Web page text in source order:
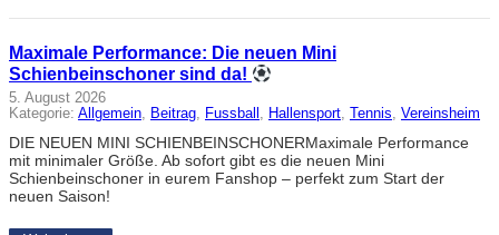
Maximale Performance: Die neuen Mini
Schienbeinschoner sind da!
5. August 2026
Kategorie: Allgemein, Beitrag, Fussball , Hallensport, Tennis, Vereinsheim
DIE NEUEN MINI SCHIENBEINSCHONERMaximale Performance
mit minimaler Größe. Ab sofort gibt es die neuen Mini
Schienbeinschoner in eurem Fanshop – perfekt zum Start der
neuen Saison!